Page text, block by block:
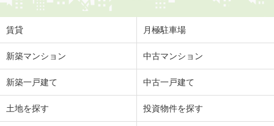
賃貸 月極駐車場
新築マンション 中古マンション
新築一戸建て 中古一戸建て
土地を探す 投資物件を探す